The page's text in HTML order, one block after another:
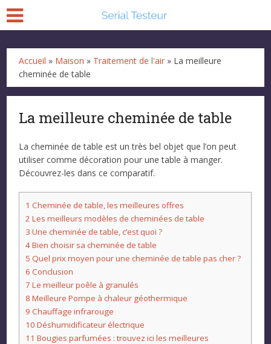
Accueil » Maison » Traitement de l'air » La meilleure
cheminée de table
La meilleure cheminée de table
La cheminée de table est un très bel objet que l’on peut
utiliser comme décoration pour une table à manger.
Découvrez-les dans ce comparatif.
1 Cheminée de table, les meilleures offres
2 Les meilleurs modèles de cheminées de table
3 Une cheminée de table, c’est quoi ?
4Bien choisir sa cheminée de table
5 Quel prix moyen pour une cheminée de table pas cher ?
6 Conclusion
7 Le meilleur poêle à granulés
8 Meilleure Pompe à chaleur géothermique
9 Chauffage infrarouge
10 Déshumidificateur électrique
11 Bougies parfumées : trouvez ici les meilleures